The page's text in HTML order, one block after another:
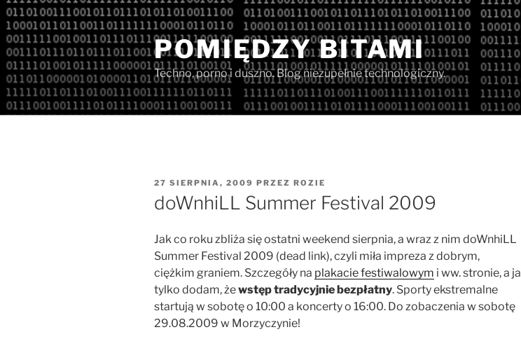
Przejdź
do
treści
POMIĘDZY BITAMI
Techno, porno i duszno. Blog niezupełnie technologiczny.
OPUBLIKOWANE
W
27 SIERPNIA, 2009 PRZEZ ROZIE
doWnhiLL Summer Festival 2009
Jak co roku zbliża się ostatni weekend sierpnia, a wraz z nim doWnhiLL
Summer Festival 2009 (dead link), czyli miła impreza z dobrym,
ciężkim graniem. Szczegóły na plakacie festiwalowym i ww. stronie, a ja
tylko dodam, żewstęp tradycyjnie bezpłatny. Sporty ekstremalne
startują w sobotę o 10:00 a koncerty o 16:00. Do zobaczenia w sobotę
29.08.2009 w Morzyczynie!